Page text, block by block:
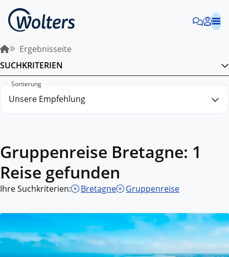
Ergebnisseite
SUCHKRITERIEN
Sortierung
Gruppenreise Bretagne: 1
Reise gefunden
Ihre Suchkriterien: Bretagne Gruppenreise